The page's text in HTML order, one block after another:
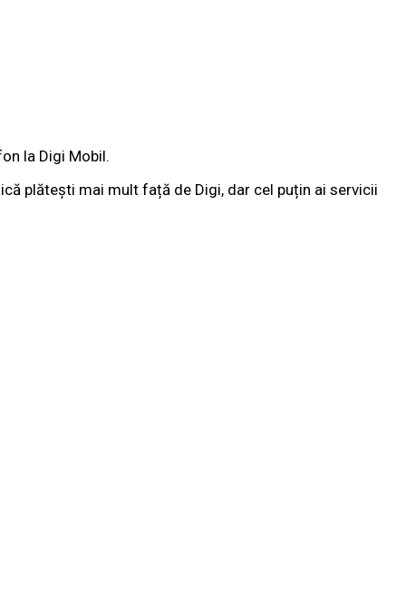
la Digi Mobil.
plătești mai mult față de Digi, dar cel puțin ai servicii